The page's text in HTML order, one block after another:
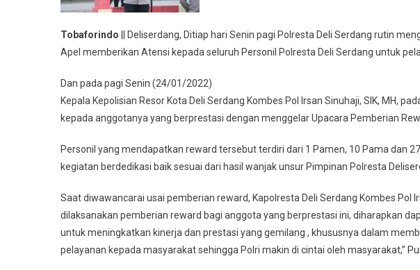
Tobaforindo || Deliserdang, Ditiap hari Senin pagi Polresta Deli Serdang rutin
Apel memberikan Atensi kepada seluruh Personil Polresta Deli Serdang untuk
Dan pada pagi Senin (24/01/2022)
Kepala Kepolisian Resor Kota Deli Serdang Kombes Pol Irsan Sinuhaji, SIK, MH,
kepada anggotanya yang berprestasi dengan menggelar Upacara Pemberian
Personil yang mendapatkan reward tersebut terdiri dari 1 Pamen, 10 Pama dan
kegiatan berdedikasi baik sesuai dari hasil wanjak unsur Pimpinan Polresta
Saat diwawancarai usai pemberian reward, Kapolresta Deli Serdang Kombes Pol
dilaksanakan pemberian reward bagi anggota yang berprestasi ini, diharapkan
untuk meningkatkan kinerja dan prestasi yang gemilang , khususnya dalam
pelayanan kepada masyarakat sehingga Polri makin di cintai oleh masyarakat,”